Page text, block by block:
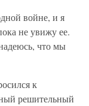
войне, и я
не увижу ее.
что мы
к
решительный